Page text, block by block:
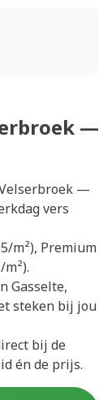
—
—
vers
m²), Premium
Gasselte,
steken bij jou
bij de
én de prijs.